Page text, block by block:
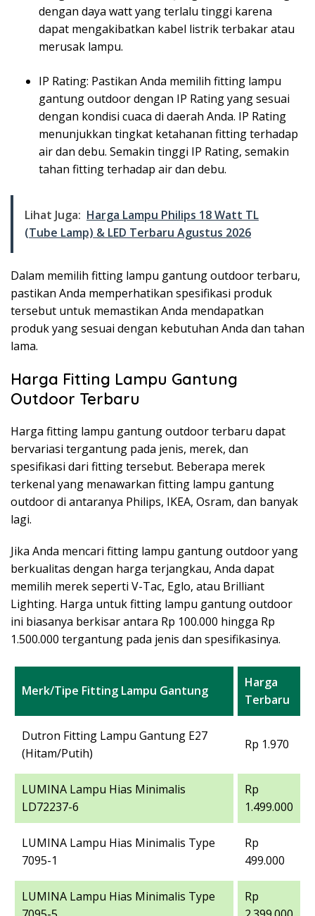
dengan daya watt yang terlalu tinggi karena
dapat mengakibatkan kabel listrik terbakar atau
merusak lampu.
IP Rating: Pastikan Anda memilih fitting lampu
gantung outdoor dengan IP Rating yang sesuai
dengan kondisi cuaca di daerah Anda. IP Rating
menunjukkan tingkat ketahanan fitting terhadap
air dan debu. Semakin tinggi IP Rating, semakin
tahan fitting terhadap air dan debu.
Lihat Juga: Harga Lampu Philips 18 Watt TL
(Tube Lamp) & LED Terbaru Agustus 2026
Dalam memilih fitting lampu gantung outdoor terbaru,
pastikan Anda memperhatikan spesifikasi produk
tersebut untuk memastikan Anda mendapatkan
produk yang sesuai dengan kebutuhan Anda dan tahan
lama.
Harga Fitting Lampu Gantung
Outdoor Terbaru
Harga fitting lampu gantung outdoor terbaru dapat
bervariasi tergantung pada jenis, merek, dan
spesifikasi dari fitting tersebut. Beberapa merek
terkenal yang menawarkan fitting lampu gantung
outdoor di antaranya Philips, IKEA, Osram, dan banyak
lagi.
Jika Anda mencari fitting lampu gantung outdoor yang
berkualitas dengan harga terjangkau, Anda dapat
memilih merek seperti V-Tac, Eglo, atau Brilliant
Lighting. Harga untuk fitting lampu gantung outdoor
ini biasanya berkisar antara Rp 100.000 hingga Rp
1.500.000 tergantung pada jenis dan spesifikasinya.
Merk/Tipe Fitting Lampu Gantung
Harga
Terbaru
Dutron Fitting Lampu Gantung E27
(Hitam/Putih)
Rp 1.970
LUMINA Lampu Hias Minimalis
LD72237-6
Rp
1.499.000
LUMINA Lampu Hias Minimalis Type
7095-1
Rp
499.000
LUMINA Lampu Hias Minimalis Type
Rp